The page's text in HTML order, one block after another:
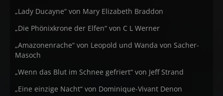
„Lady Ducayne“ von Mary Elizabeth Braddon
„Die Phönixkrone der Elfen“ von C L Werner
„Amazonenrache“ von Leopold und Wanda von Sacher-
Masoch
„Wenn das Blut im Schnee gefriert“ von Jeff Strand
„Eine einzige Nacht“ von Dominique-Vivant Denon